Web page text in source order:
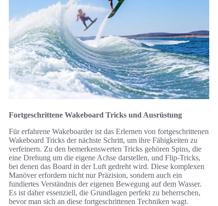
Fortgeschrittene Wakeboard Tricks und Ausrüstung
Für erfahrene Wakeboarder ist das Erlernen von fortgeschrittenen
Wakeboard Tricks der nächste Schritt, um ihre Fähigkeiten zu
verfeinern. Zu den bemerkenswerten Tricks gehören Spins, die
eine Drehung um die eigene Achse darstellen, und Flip-Tricks,
bei denen das Board in der Luft gedreht wird. Diese komplexen
Manöver erfordern nicht nur Präzision, sondern auch ein
fundiertes Verständnis der eigenen Bewegung auf dem Wasser.
Es ist daher essenziell, die Grundlagen perfekt zu beherrschen,
bevor man sich an diese fortgeschrittenen Techniken wagt.